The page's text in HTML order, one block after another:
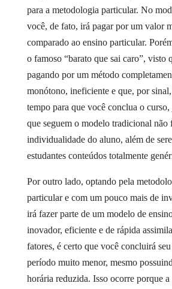
para a metodologia particular. No
você, de fato, irá pagar por um valor
comparado ao ensino particular.
o famoso “barato que sai caro”, visto
pagando por um método
monótono, ineficiente e que, por
tempo para que você conclua o curso,
que seguem o modelo tradicional não
individualidade do aluno, além de
estudantes conteúdos totalmente
Por outro lado, optando pela
particular e com um pouco mais de
irá fazer parte de um modelo de
inovador, eficiente e de rápida
fatores, é certo que você concluirá
período muito menor, mesmo
horária reduzida. Isso ocorre porque